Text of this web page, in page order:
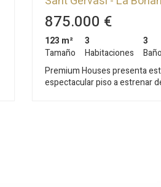
de Barcelona
875.000 €
123 m²
Tamaño
3
Habitaciones
3
Premium Houses presenta
espectacular piso a estrenar